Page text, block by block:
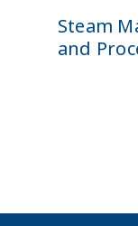
Steam
and